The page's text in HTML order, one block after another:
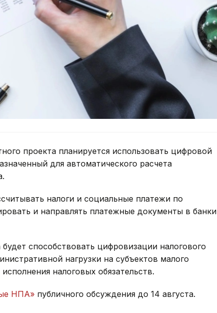
проекта планируется использовать цифровой
для автоматического расчета
налоги и социальные платежи по
и направлять платежные документы в банки
способствовать цифровизации налогового
нагрузки на субъектов малого
налоговых обязательств.
НПА» публичного обсуждения до 14 августа.